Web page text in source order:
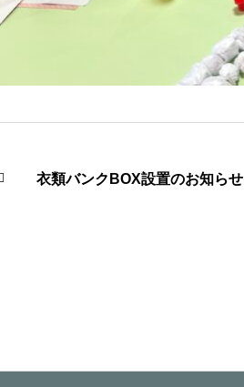
衣類バンクBOX設置のお知らせ